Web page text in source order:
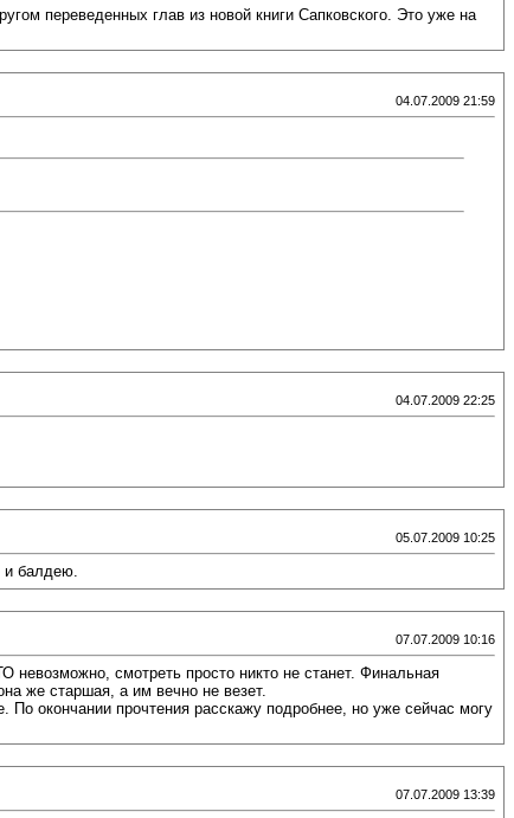
переведенных глав из новой книги Сапковского. Это уже на
04.07.2009 21:59
04.07.2009 22:25
05.07.2009 10:25
и балдею.
07.07.2009 10:16
смотреть просто никто не станет. Финальная
же старшая, а им вечно не везет.
окончании прочтения расскажу подробнее, но уже сейчас могу
07.07.2009 13:39